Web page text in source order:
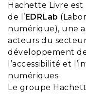
Hachette Livre
de l’ EDRLab
numérique), une
acteurs du
développement
l’accessibilité et
numériques.
Le groupe